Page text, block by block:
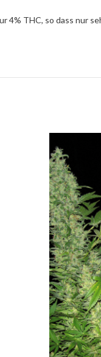
4% THC, so dass